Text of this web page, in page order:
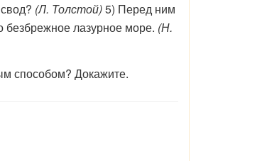
(Л. Толстой)5) Перед ним
безбрежное лазурное море. (Н.
способом? Докажите.